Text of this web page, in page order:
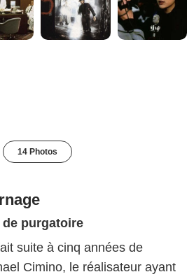
14 Photos
purgatoire
suite à cinq années de
Cimino, le réalisateur ayant